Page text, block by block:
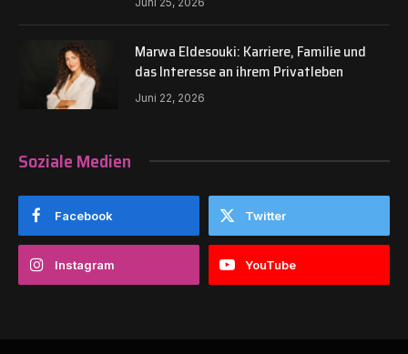
Marwa Eldesouki: Karriere, Familie und
das Interesse an ihrem Privatleben
Juni 22, 2026
Soziale Medien
Facebook Twitter
Instagram YouTube